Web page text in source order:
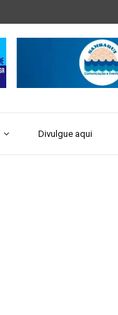
Divulgue aqui